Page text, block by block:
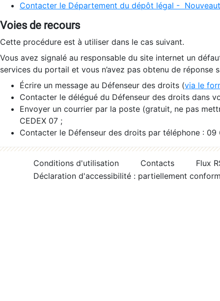
Contacter le Département du dépôt légal -
Voies de recours
Cette procédure est à utiliser dans le cas suivant.
Vous avez signalé au responsable du site internet un
services du portail et vous n’avez pas obtenu de réponse
Écrire un message au Défenseur des droits (via le
Contacter le délégué du Défenseur des droits dans
Envoyer un courrier par la poste (gratuit, ne pas
CEDEX 07 ;
Contacter le Défenseur des droits par téléphone :
Conditions d'utilisation Contacts
Flux
Déclaration d'accessibilité : partiellement